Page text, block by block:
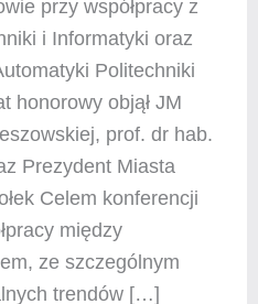
przy współpracy z
i Informatyki oraz
Politechniki
honorowy objął JM
prof. dr hab.
Prezydent Miasta
Celem konferencji
między
ze szczególnym
trendów […]